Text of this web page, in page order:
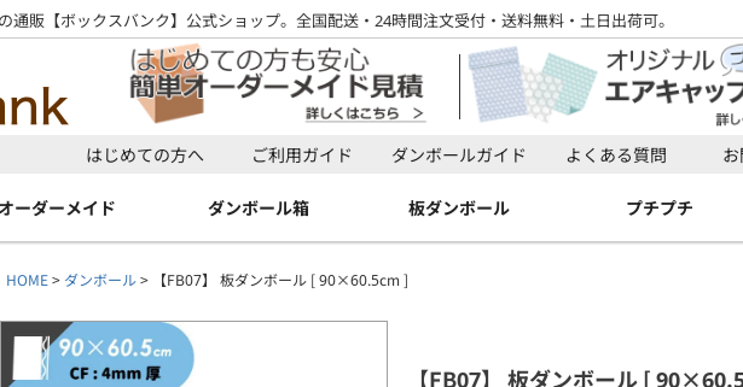
通販【ボックスバンク】公式ショップ。全国配送・24時間注文受付・送料無料・土日出荷可。
はじめての方へ ご利用ガイド ダンボールガイド よくある質問
オーダーメイド ダンボール箱 板ダンボール プチプチ
検索
HOME ダンボール 【FB07】 板ダンボール [ 90×60.5cm ]
【FB07】 板ダンボール [